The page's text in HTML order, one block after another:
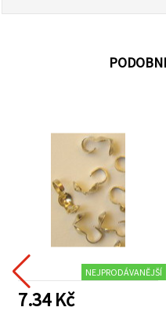
NEJPRODÁVANĚJŠÍ
7.34 Kč